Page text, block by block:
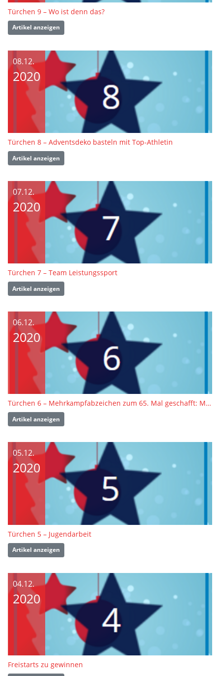
Türchen 9 – Wo ist denn das?
Artikel anzeigen
08.12.
2020
Türchen 8 – Adventsdeko basteln mit Top-Athletin
Artikel anzeigen
07.12.
2020
Türchen 7 – Team Leistungssport
Artikel anzeigen
06.12.
2020
Türchen 6 – Mehrkampfabzeichen zum 65. Mal geschafft: Manfred Erdmann
Artikel anzeigen
05.12.
2020
Türchen 5 – Jugendarbeit
Artikel anzeigen
04.12.
2020
Freistarts zu gewinnen